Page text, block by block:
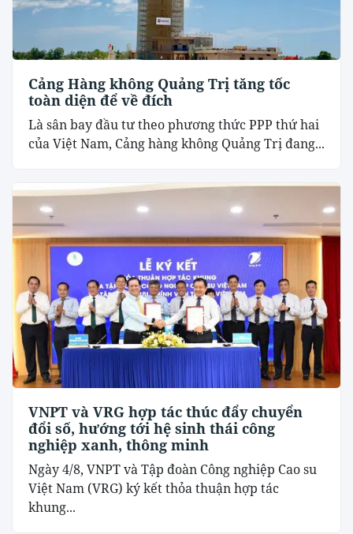
Cảng Hàng không Quảng Trị tăng tốc
toàn diện để về đích
Là sân bay đầu tư theo phương thức PPP thứ hai
của Việt Nam, Cảng hàng không Quảng Trị đang...
VNPT và VRG hợp tác thúc đẩy chuyển
đổi số, hướng tới hệ sinh thái công
nghiệp xanh, thông minh
Ngày 4/8, VNPT và Tập đoàn Công nghiệp Cao su
Việt Nam (VRG) ký kết thỏa thuận hợp tác
khung...